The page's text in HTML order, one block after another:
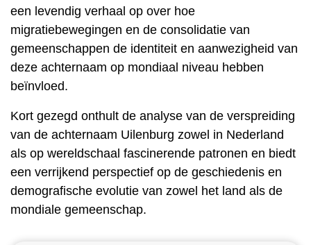
een levendig verhaal op over hoe
migratiebewegingen en de consolidatie van
gemeenschappen de identiteit en aanwezigheid van
deze achternaam op mondiaal niveau hebben
beïnvloed.
Kort gezegd onthult de analyse van de verspreiding
van de achternaam Uilenburg zowel in Nederland
als op wereldschaal fascinerende patronen en biedt
een verrijkend perspectief op de geschiedenis en
demografische evolutie van zowel het land als de
mondiale gemeenschap.